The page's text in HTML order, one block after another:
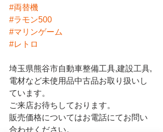
#両替機
#ラモン500
#マリンゲーム
#レトロ
埼玉県熊谷市自動車整備工具,建設工具,
電材など未使用品中古品お取り扱いし
ています。
ご来店お待ちしております。
販売価格についてはお電話にてお問い
合わせください。